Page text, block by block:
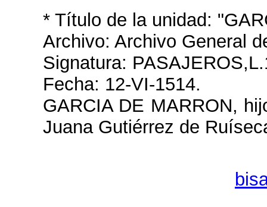
* Título de la unidad:
Archivo: Archivo General
Signatura:
Fecha: 12-VI-1514.
GARCIA DE MARRON,
Juana Gutiérrez de